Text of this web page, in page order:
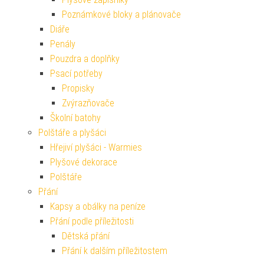
Poznámkové bloky a plánovače
Diáře
Penály
Pouzdra a doplňky
Psací potřeby
Propisky
Zvýrazňovače
Školní batohy
Polštáře a plyšáci
Hřejiví plyšáci - Warmies
Plyšové dekorace
Polštáře
Přání
Kapsy a obálky na peníze
Přání podle příležitosti
Dětská přání
Přání k dalším příležitostem